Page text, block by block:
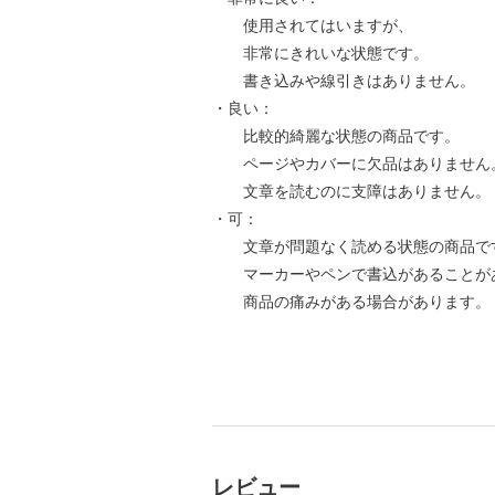
使用されてはいますが、
非常にきれいな状態です。
書き込みや線引きはありません。
・良い：
比較的綺麗な状態の商品です。
ページやカバーに欠品はありません
文章を読むのに支障はありません。
・可：
文章が問題なく読める状態の商品で
マーカーやペンで書込があることが
商品の痛みがある場合があります。
レビュー